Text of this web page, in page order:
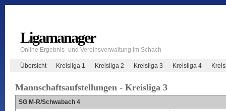
Ligamanager
Online Ergebnis- und Vereinsverwaltung im Schach
Übersicht Kreisliga 1 Kreisliga 2 Kreisliga 3 Kreisliga 4
Mannschaftsaufstellungen - Kreisliga 3
SG M-R/Schwabach 4